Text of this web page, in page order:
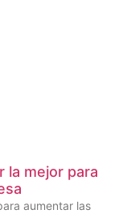
la mejor para
aumentar las